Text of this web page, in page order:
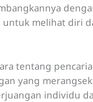
untuk melihat diri
tentang
yang
individu